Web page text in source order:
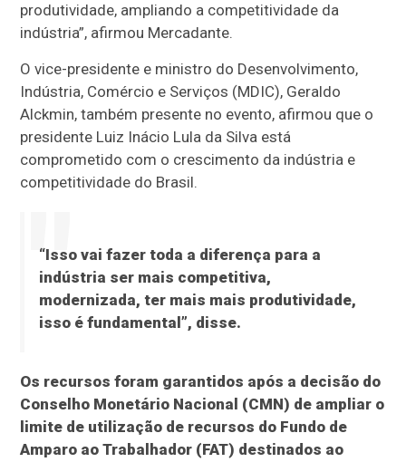
produtividade, ampliando a competitividade da
indústria”, afirmou Mercadante.
O vice-presidente e ministro do Desenvolvimento,
Indústria, Comércio e Serviços (MDIC), Geraldo
Alckmin, também presente no evento, afirmou que o
presidente Luiz Inácio Lula da Silva está
comprometido com o crescimento da indústria e
competitividade do Brasil.
“Isso vai fazer toda a diferença para a
indústria ser mais competitiva,
modernizada, ter mais mais produtividade,
isso é fundamental”, disse.
Os recursos foram garantidos após a decisão do
Conselho Monetário Nacional (CMN) de ampliar o
limite de utilização de recursos do Fundo de
Amparo ao Trabalhador (FAT) destinados ao